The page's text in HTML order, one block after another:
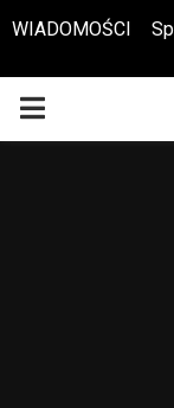
Otwórz pasek narzędzi
WIADOMOŚCI
PRIMARY